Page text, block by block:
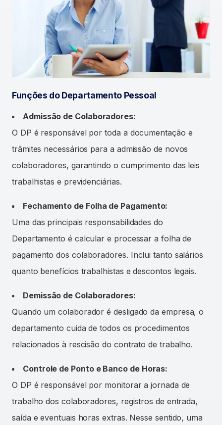
Funções do Departamento Pessoal
Admissão de Colaboradores:
O DP é responsável por toda a documentação e
trâmites necessários para a admissão de novos
colaboradores, garantindo o cumprimento das leis
trabalhistas e previdenciárias.
Fechamento de Folha de Pagamento:
Uma das principais responsabilidades do
Departamento é calcular e processar a folha de
pagamento dos colaboradores. Inclui tanto salários
quanto benefícios trabalhistas e descontos legais.
Demissão de Colaboradores:
Quando um colaborador é desligado da empresa, o
departamento cuida de todos os procedimentos
relacionados à rescisão do contrato de trabalho.
Controle de Ponto e Banco de Horas:
O DP é responsável por monitorar a jornada de
trabalho dos colaboradores, registros de entrada,
saída e eventuais horas extras. Nesse sentido, uma